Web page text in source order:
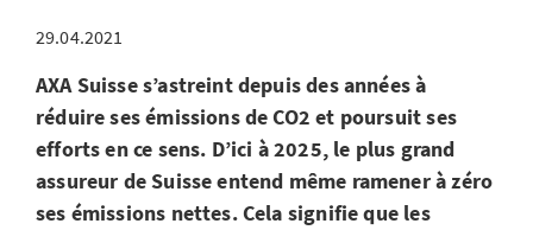
29.04.2021
AXA Suisse s’astreint depuis des années à
réduire ses émissions de CO2 et poursuit ses
efforts en ce sens. D’ici à 2025, le plus grand
assureur de Suisse entend même ramener à zéro
ses émissions nettes. Cela signifie que les